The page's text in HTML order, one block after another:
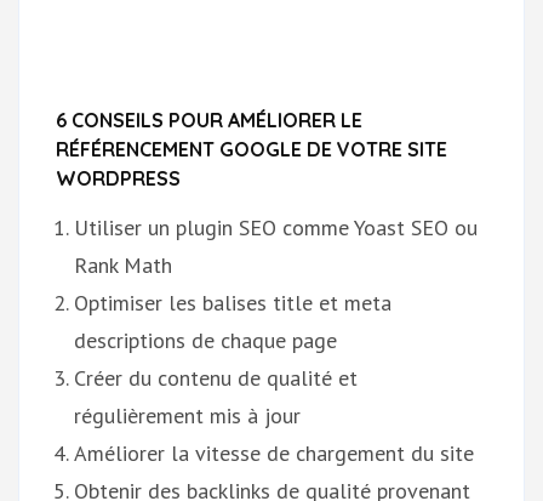
6 CONSEILS POUR AMÉLIORER LE
RÉFÉRENCEMENT GOOGLE DE VOTRE SITE
WORDPRESS
Utiliser un plugin SEO comme Yoast SEO ou
Rank Math
Optimiser les balises title et meta
descriptions de chaque page
Créer du contenu de qualité et
régulièrement mis à jour
Améliorer la vitesse de chargement du site
Obtenir des backlinks de qualité provenant